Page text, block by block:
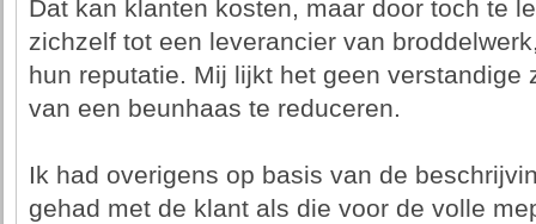
Dat kan klanten kosten, maar door toch te
zichzelf tot een leverancier van
hun reputatie. Mij lijkt het geen verstandige
van een beunhaas te reduceren.
Ik had overigens op basis van de
gehad met de klant als die voor de volle